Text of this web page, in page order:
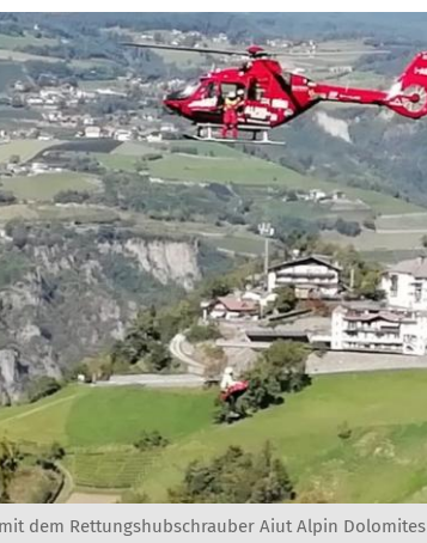
dem Rettungshubschrauber Aiut Alpin